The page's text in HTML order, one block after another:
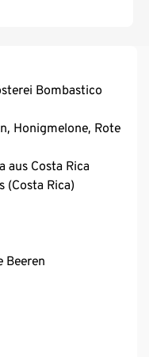
Bombastico
Honigmelone, Rote
aus Costa Rica
(Costa Rica)
Beeren